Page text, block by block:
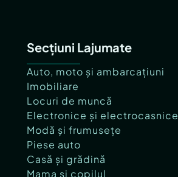
Secțiuni Lajumate
Auto, moto și ambarcațiuni
Imobiliare
Locuri de muncă
Electronice și electrocasnice
Modă și frumusețe
Piese auto
Casă și grădină
Mama și copilul